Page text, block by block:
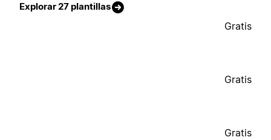
Explorar 27 plantillas
Gratis
Gratis
Gratis